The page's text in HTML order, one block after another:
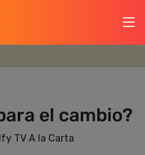
el cambio?
TV A la Carta